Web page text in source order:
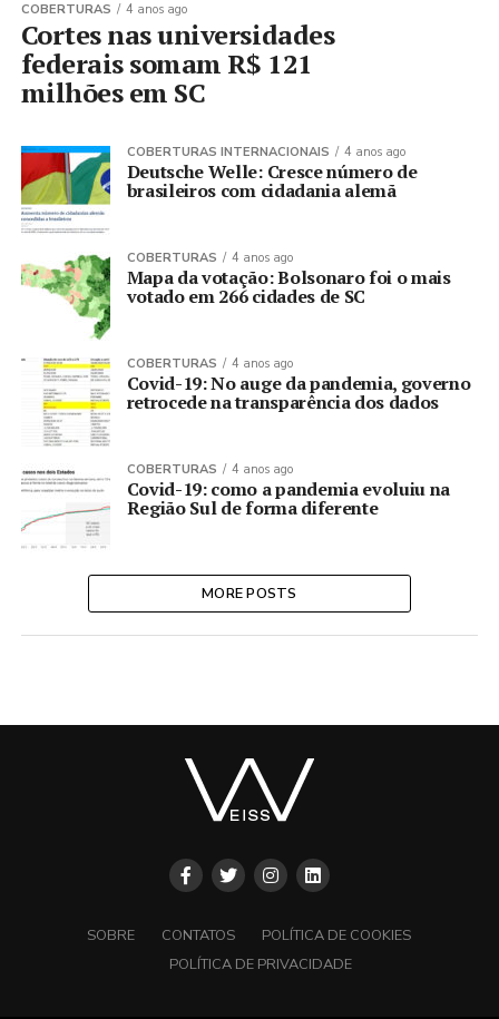
COBERTURAS 4 anos ago
Cortes nas universidades
federais somam R$ 121
milhões em SC
COBERTURAS INTERNACIONAIS 4 anos ago
Deutsche Welle: Cresce número de
brasileiros com cidadania alemã
COBERTURAS 4 anos ago
Mapa da votação: Bolsonaro foi o mais
votado em 266 cidades de SC
COBERTURAS 4 anos ago
Covid-19: No auge da pandemia, governo
retrocede na transparência dos dados
COBERTURAS 4 anos ago
Covid-19: como a pandemia evoluiu na
Região Sul de forma diferente
MORE POSTS
SOBRE CONTATOS
POLÍTICA DE COOKIES
POLÍTICA DE PRIVACIDADE